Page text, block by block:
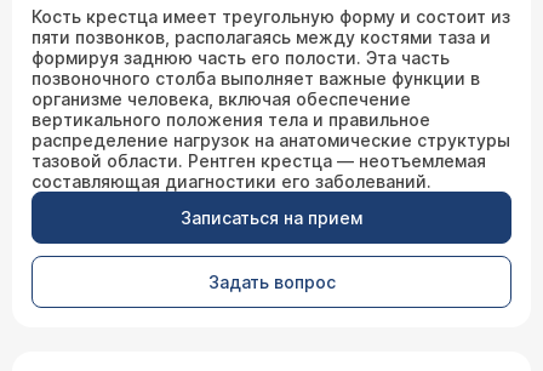
Кость крестца имеет треугольную форму и состоит из
пяти позвонков, располагаясь между костями таза и
формируя заднюю часть его полости. Эта часть
позвоночного столба выполняет важные функции в
организме человека, включая обеспечение
вертикального положения тела и правильное
распределение нагрузок на анатомические структуры
тазовой области. Рентген крестца — неотъемлемая
составляющая диагностики его заболеваний.
Записаться на прием
Задать вопрос